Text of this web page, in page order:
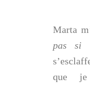
Marta
pas si
que